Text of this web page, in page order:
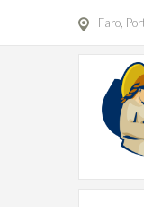
Faro,